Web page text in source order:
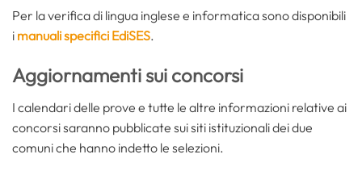
Per la verifica di lingua inglese e informatica sono disponibili
i manuali specifici EdiSES.
Aggiornamenti sui concorsi
I calendari delle prove e tutte le altre informazioni relative ai
concorsi saranno pubblicate sui siti istituzionali dei due
comuni che hanno indetto le selezioni.